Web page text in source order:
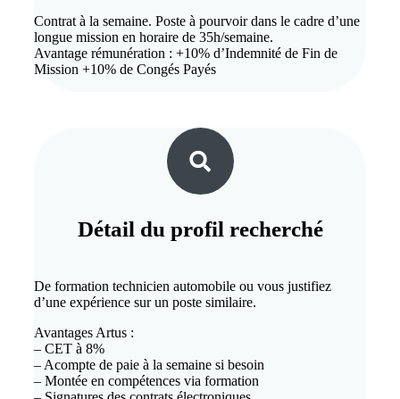
Contrat à la semaine. Poste à pourvoir dans le cadre d’une
longue mission en horaire de 35h/semaine.
Avantage rémunération : +10% d’Indemnité de Fin de
Mission +10% de Congés Payés
Détail du profil recherché
De formation technicien automobile ou vous justifiez
d’une expérience sur un poste similaire.
Avantages Artus :
– CET à 8%
– Acompte de paie à la semaine si besoin
– Montée en compétences via formation